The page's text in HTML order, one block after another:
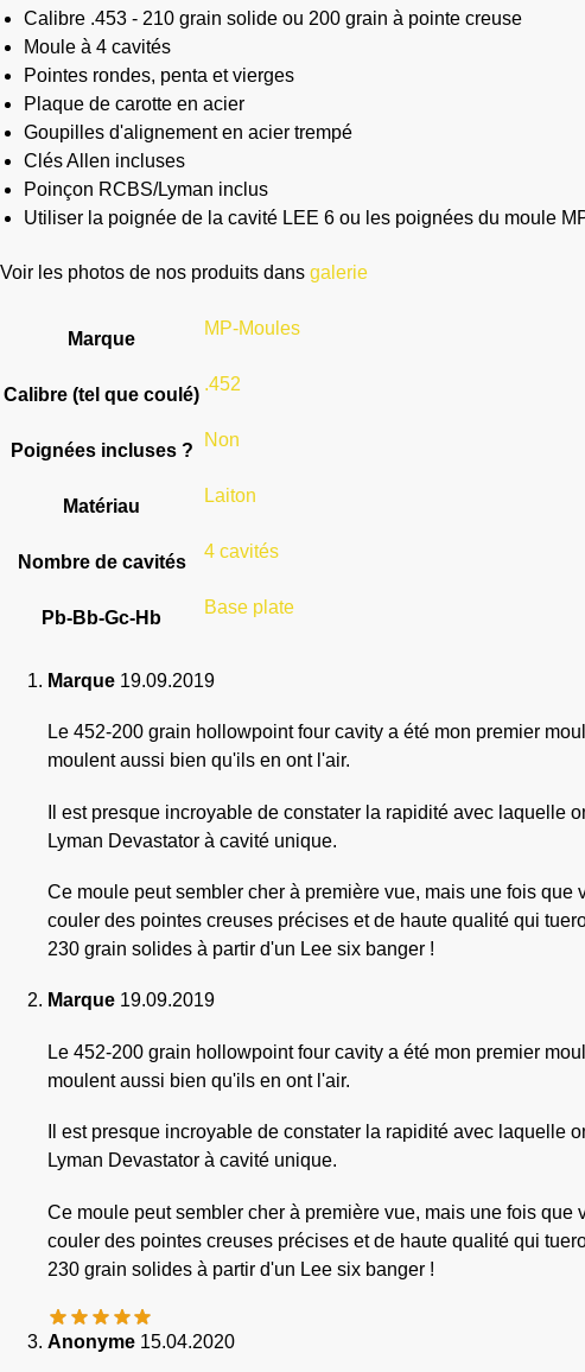
Calibre .453 - 210 grain solide ou 200 grain à pointe creuse
Moule à 4 cavités
Pointes rondes, penta et vierges
Plaque de carotte en acier
Goupilles d'alignement en acier trempé
Clés Allen incluses
Poinçon RCBS/Lyman inclus
Utiliser la poignée de la cavité LEE 6 ou les poignées du moule
Voir les photos de nos produits dans galerie
Marque
MP-Moules
Calibre (tel que coulé)
.452
Poignées incluses ?
Non
Matériau
Laiton
Nombre de cavités
4 cavités
Pb-Bb-Gc-Hb
Base plate
Marque 19.09.2019
Le 452-200 grain hollowpoint four cavity a été mon premier
moulent aussi bien qu'ils en ont l'air.
Il est presque incroyable de constater la rapidité avec
Lyman Devastator à cavité unique.
Ce moule peut sembler cher à première vue, mais une fois
couler des pointes creuses précises et de haute qualité qui
230 grain solides à partir d'un Lee six banger !
Marque 19.09.2019
Le 452-200 grain hollowpoint four cavity a été mon premier
moulent aussi bien qu'ils en ont l'air.
Il est presque incroyable de constater la rapidité avec
Lyman Devastator à cavité unique.
Ce moule peut sembler cher à première vue, mais une fois
couler des pointes creuses précises et de haute qualité qui
230 grain solides à partir d'un Lee six banger !
Anonyme 15.04.2020